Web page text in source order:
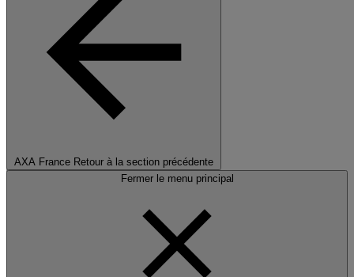
AXA France Retour à la section précédente
Fermer le menu principal